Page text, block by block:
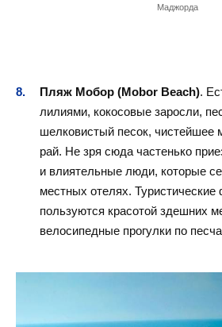
Маджорда
Пляж Мобор (Mobor Beach).
лилиями, кокосовые заросли,
шелковистый песок, чистейшее
рай. Не зря сюда частенько
и влиятельные люди, которые
местных отелях.
пользуются красотой здешних
велосипедные прогулки по